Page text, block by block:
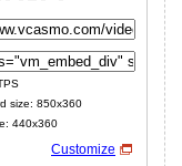
size: 850x360
440x360
Customize